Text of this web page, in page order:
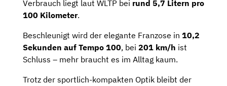
Verbrauch liegt laut WLTP bei rund 5,7 Litern pro
100 Kilometer.
Beschleunigt wird der elegante Franzose in 10,2
Sekunden auf Tempo 100, bei 201 km/h ist
Schluss – mehr braucht es im Alltag kaum.
Trotz der sportlich-kompakten Optik bleibt der